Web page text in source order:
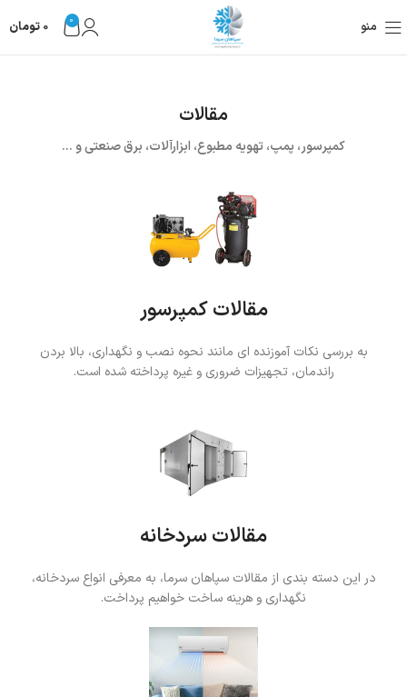
منو 0
0 تومان
مقالات
کمپرسور، پمپ، تهویه مطبوع، ابزارآلات، برق صنعتی و ...
مقالات کمپرسور
به بررسی نکات آموزنده ای مانند نحوه نصب و نگهداری، بالا بردن
راندمان، تجهیزات ضروری و غیره پرداخته شده است.
مقالات سردخانه
در این دسته بندی از مقالات سپاهان سرما، به معرفی انواع سردخانه،
نگهداری و هرینه ساخت خواهیم پرداخت.